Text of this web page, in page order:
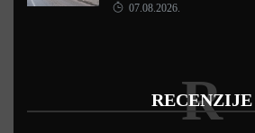
07.08.2026.
RECENZIJE
R